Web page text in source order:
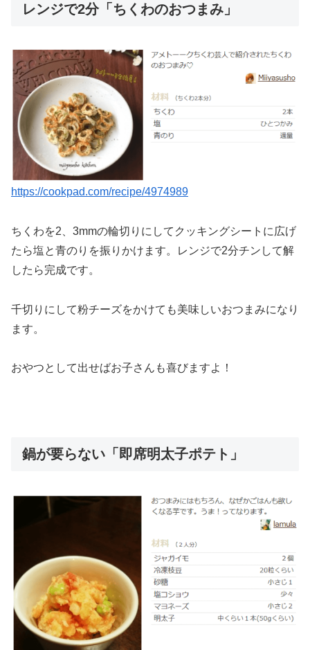
レンジで2分「ちくわのおつまみ」
https://cookpad.com/recipe/4974989
ちくわを2、3mmの輪切りにしてクッキングシートに広げ
たら塩と青のりを振りかけます。レンジで2分チンして解
したら完成です。
千切りにして粉チーズをかけても美味しいおつまみになり
ます。
おやつとして出せばお子さんも喜びますよ！
鍋が要らない「即席明太子ポテト」